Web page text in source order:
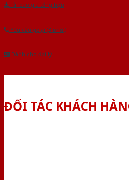
Tải báo giá tổng hợp
Yêu cầu gọi lại (3 phút)
Dành cho đại lý
ĐỐI TÁC KHÁCH